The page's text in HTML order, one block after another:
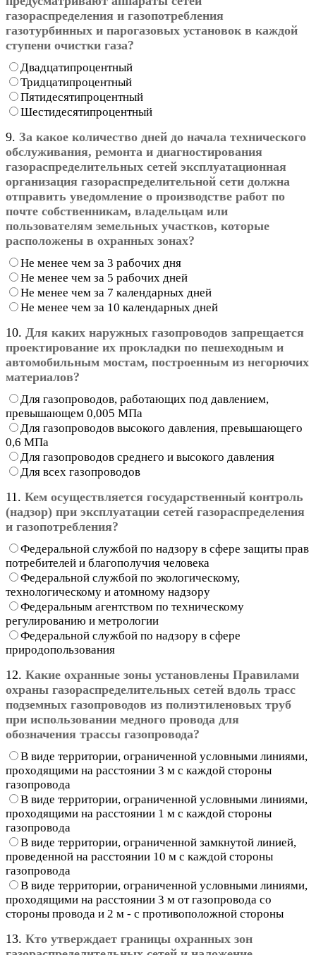
газораспределения и газопотребления
газотурбинных и парогазовых установок в каждой
ступени очистки газа?
Двадцатипроцентный
Тридцатипроцентный
Пятидесятипроцентный
Шестидесятипроцентный
9. За какое количество дней до начала технического
обслуживания, ремонта и диагностирования
газораспределительных сетей эксплуатационная
организация газораспределительной сети должна
отправить уведомление о производстве работ по
почте собственникам, владельцам или
пользователям земельных участков, которые
расположены в охранных зонах?
Не менее чем за 3 рабочих дня
Не менее чем за 5 рабочих дней
Не менее чем за 7 календарных дней
Не менее чем за 10 календарных дней
10. Для каких наружных газопроводов запрещается
проектирование их прокладки по пешеходным и
автомобильным мостам, построенным из негорючих
материалов?
Для газопроводов, работающих под давлением,
превышающем 0,005 МПа
Для газопроводов высокого давления, превышающего
0,6 МПа
Для газопроводов среднего и высокого давления
Для всех газопроводов
11. Кем осуществляется государственный контроль
(надзор) при эксплуатации сетей газораспределения
и газопотребления?
Федеральной службой по надзору в сфере защиты прав
потребителей и благополучия человека
Федеральной службой по экологическому,
технологическому и атомному надзору
Федеральным агентством по техническому
регулированию и метрологии
Федеральной службой по надзору в сфере
природопользования
12. Какие охранные зоны установлены Правилами
охраны газораспределительных сетей вдоль трасс
подземных газопроводов из полиэтиленовых труб
при использовании медного провода для
обозначения трассы газопровода?
В виде территории, ограниченной условными линиями,
проходящими на расстоянии 3 м с каждой стороны
газопровода
В виде территории, ограниченной условными линиями,
проходящими на расстоянии 1 м с каждой стороны
газопровода
В виде территории, ограниченной замкнутой линией,
проведенной на расстоянии 10 м с каждой стороны
газопровода
В виде территории, ограниченной условными линиями,
проходящими на расстоянии 3 м от газопровода со
стороны провода и 2 м - с противоположной стороны
13. Кто утверждает границы охранных зон